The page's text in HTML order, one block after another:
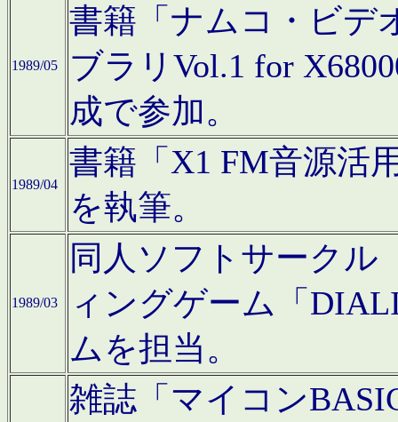
1989/05
書籍「ナムコ・ビデ
ブラリVol.1 for
成で参加。
1989/04
書籍「X1 FM音源活
を執筆。
1989/03
同人ソフトサークル
ィングゲーム「
ムを担当。
雑誌「マイコン